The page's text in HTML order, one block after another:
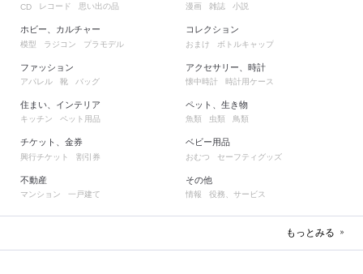
CD レコード 思い出の品
ホビー、カルチャー
模型 ラジコン プラモデル
ファッション
アパレル 靴 バッグ
住まい、インテリア
キッチン ペット用品
チケット、金券
興行チケット 割引券
不動産
マンション 一戸建て
漫画 雑誌 小説
コレクション
おまけ ボトルキャップ
アクセサリー、時計
懐中時計 時計用ケース
ペット、生き物
魚類 虫類 鳥類
ベビー用品
おむつ セーフティグッズ
その他
情報 役務、サービス
もっとみる